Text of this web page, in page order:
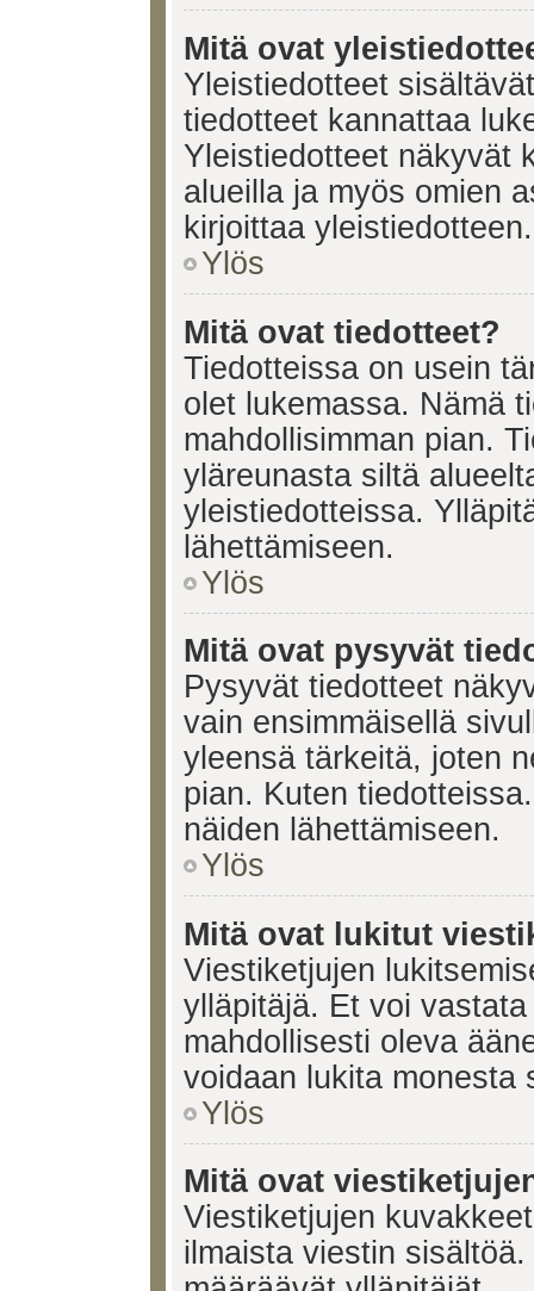
Mitä ovat
Yleistiedotteet
tiedotteet kannattaa
Yleistiedotteet näkyvät
alueilla ja myös omien
kirjoittaa
Ylös
Mitä ovat tiedotteet?
Tiedotteissa on usein
olet lukemassa. Nämä
mahdollisimman pian.
yläreunasta siltä
yleistiedotteissa.
lähettämiseen.
Ylös
Mitä ovat pysyvät
Pysyvät tiedotteet
vain ensimmäisellä
yleensä tärkeitä, joten
pian. Kuten
näiden lähettämiseen.
Ylös
Mitä ovat lukitut
Viestiketjujen
ylläpitäjä. Et voi
mahdollisesti oleva
voidaan lukita monesta
Ylös
Mitä ovat
Viestiketjujen
ilmaista viestin